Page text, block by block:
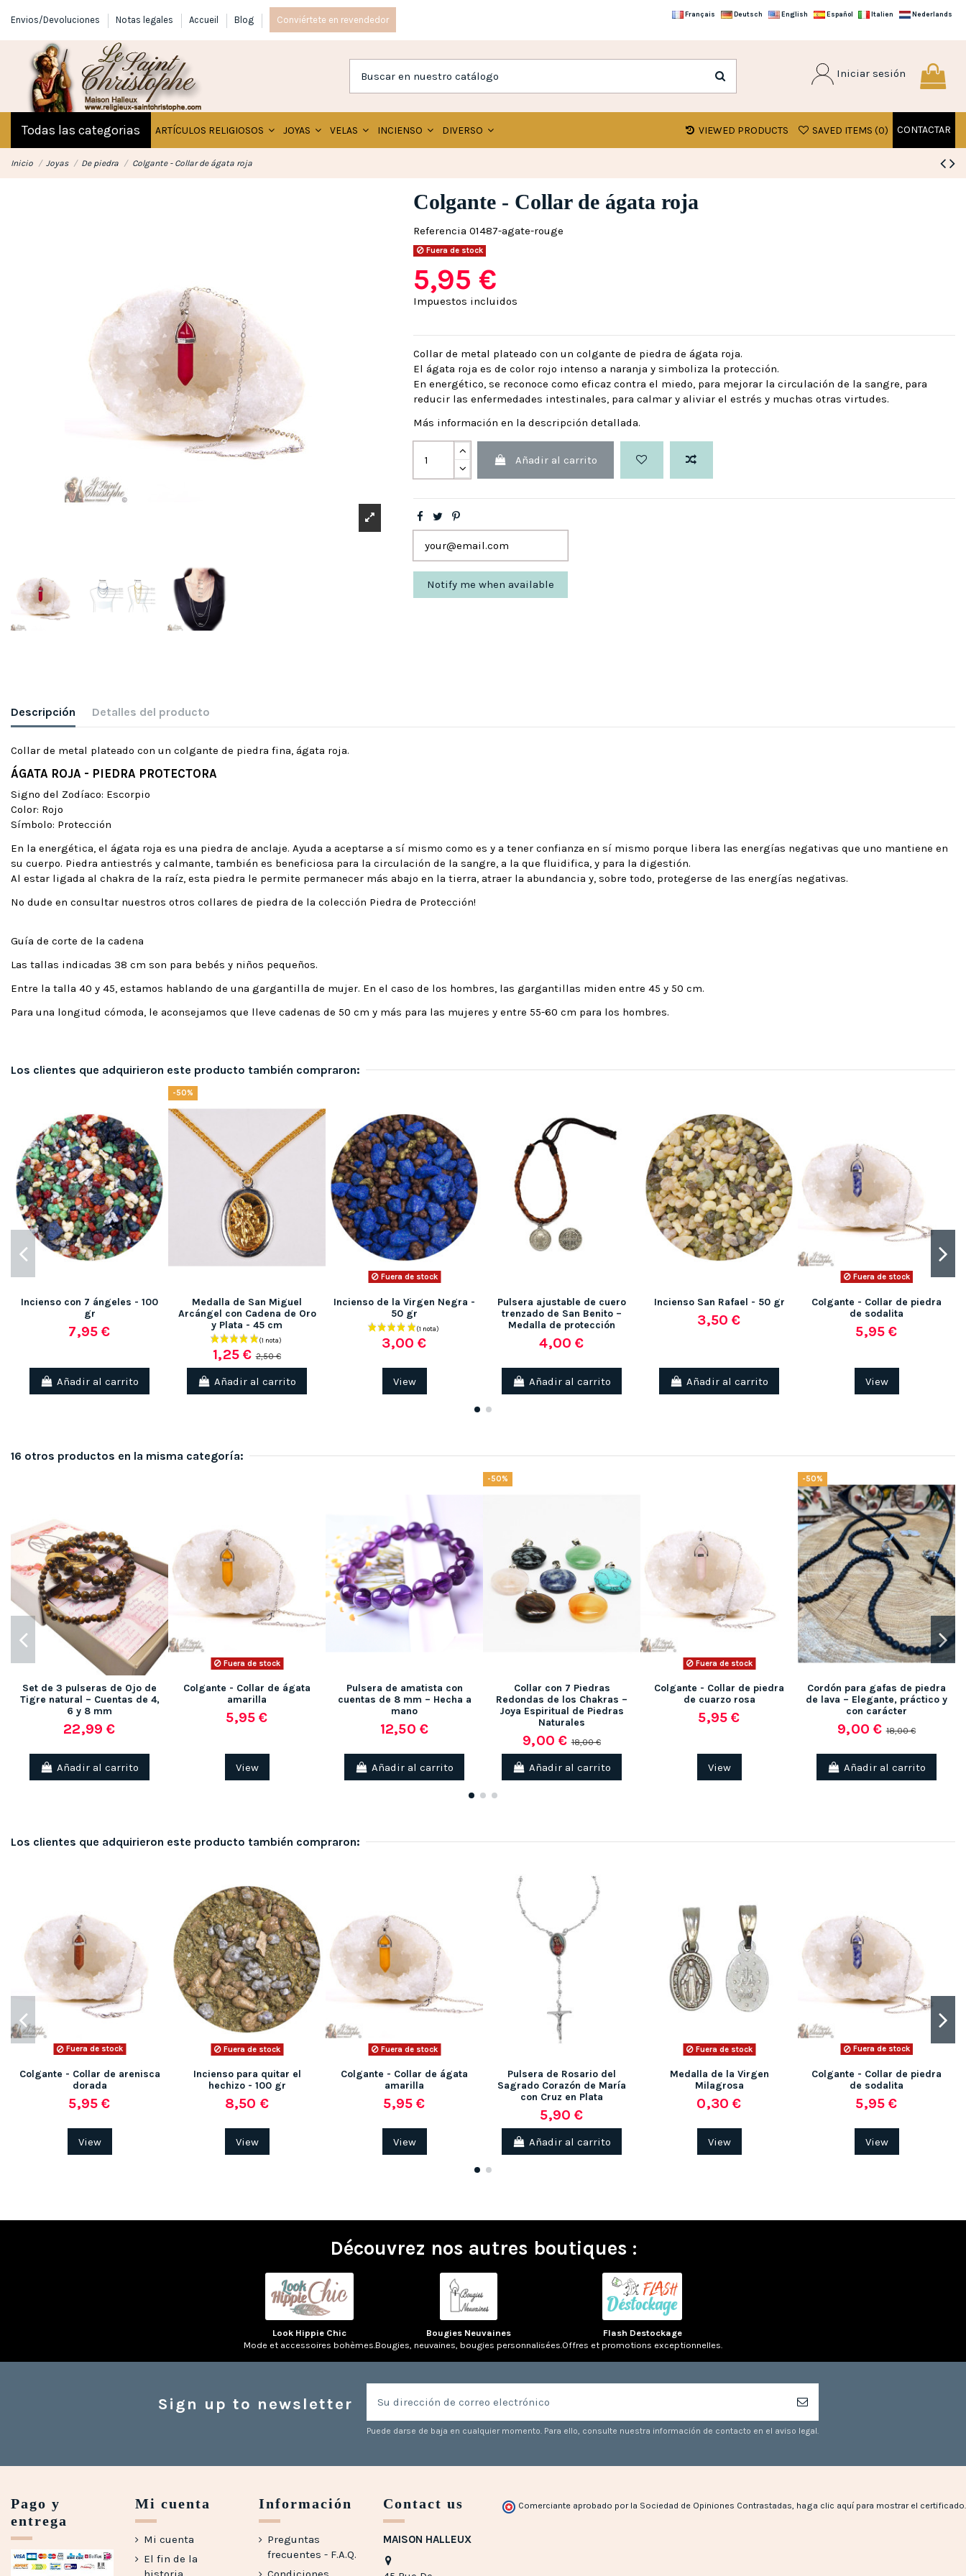
Envios/Devoluciones Notas legales Accueil Blog Conviértete en revendedor
Français Deutsch English Español Italien Nederlands
Iniciar sesión
Todas las categorias ARTÍCULOS RELIGIOSOS JOYAS VELAS INCIENSO DIVERSO CONTACTAR
SAVED ITEMS (0)
VIEWED PRODUCTS
Inicio Joyas De piedra Colgante - Collar de ágata roja
Colgante - Collar de ágata roja
Referencia 01487-agate-rouge
Fuera de stock
5,95 €
Impuestos incluidos
Collar de metal plateado con un colgante de piedra de ágata roja.
El ágata roja es de color rojo intenso a naranja y simboliza la protección.
En energético, se reconoce como eficaz contra el miedo, para mejorar la circulación de la sangre, para
reducir las enfermedades intestinales, para calmar y aliviar el estrés y muchas otras virtudes.
Más información en la descripción detallada.
Añadir al carrito
Descripción Detalles del producto
Collar de metal plateado con un colgante de piedra fina, ágata roja.
ÁGATA ROJA - PIEDRA PROTECTORA
Signo del Zodíaco: Escorpio
Color: Rojo
Símbolo: Protección
En la energética, el ágata roja es una piedra de anclaje. Ayuda a aceptarse a sí mismo como es y a tener confianza en sí mismo porque libera las energías negativas que uno mantiene en
su cuerpo. Piedra antiestrés y calmante, también es beneficiosa para la circulación de la sangre, a la que fluidifica, y para la digestión.
Al estar ligada al chakra de la raíz, esta piedra le permite permanecer más abajo en la tierra, atraer la abundancia y, sobre todo, protegerse de las energías negativas.
No dude en consultar nuestros otros collares de piedra de la colección Piedra de Protección!
Guía de corte de la cadena
Las tallas indicadas 38 cm son para bebés y niños pequeños.
Entre la talla 40 y 45, estamos hablando de una gargantilla de mujer. En el caso de los hombres, las gargantillas miden entre 45 y 50 cm.
Para una longitud cómoda, le aconsejamos que lleve cadenas de 50 cm y más para las mujeres y entre 55-60 cm para los hombres.
Los clientes que adquirieron este producto también compraron:
Incienso con 7 ángeles - 100
gr
7,95 €
Añadir al carrito
-50%
Medalla de San Miguel
Arcángel con Cadena de Oro
y Plata - 45 cm
1,25 €2,50 €
Añadir al carrito
Fuera de stock
Incienso de la Virgen Negra -
50 gr
3,00 €
View
Pulsera ajustable de cuero
trenzado de San Benito –
Medalla de protección
4,00 €
Añadir al carrito
Incienso San Rafael - 50 gr
3,50 €
Añadir al carrito
Fuera de stock
Colgante - Collar de piedra
de sodalita
5,95 €
View
16 otros productos en la misma categoría:
Set de 3 pulseras de Ojo de
Tigre natural – Cuentas de 4,
6 y 8 mm
22,99 €
Añadir al carrito
Fuera de stock
Colgante - Collar de ágata
amarilla
5,95 €
View
Pulsera de amatista con
cuentas de 8 mm – Hecha a
mano
12,50 €
Añadir al carrito
-50%
Collar con 7 Piedras
Redondas de los Chakras –
Joya Espiritual de Piedras
Naturales
9,00 €18,00 €
Añadir al carrito
Fuera de stock
Colgante - Collar de piedra
de cuarzo rosa
5,95 €
View
-50%
Cordón para gafas de piedra
de lava – Elegante, práctico y
con carácter
9,00 €18,00 €
Añadir al carrito
Los clientes que adquirieron este producto también compraron:
Fuera de stock
Colgante - Collar de arenisca
dorada
5,95 €
View
Fuera de stock
Incienso para quitar el
hechizo - 100 gr
8,50 €
View
Fuera de stock
Colgante - Collar de ágata
amarilla
5,95 €
View
Pulsera de Rosario del
Sagrado Corazón de María
con Cruz en Plata
5,90 €
Añadir al carrito
Fuera de stock
Medalla de la Virgen
Milagrosa
0,30 €
View
Fuera de stock
Colgante - Collar de piedra
de sodalita
5,95 €
View
Découvrez nos autres boutiques :
Look Hippie Chic
Mode et accessoires bohèmes.
Bougies Neuvaines
Bougies, neuvaines, bougies personnalisées.
Flash Destockage
Offres et promotions exceptionnelles.
Sign up to newsletter
Puede darse de baja en cualquier momento. Para ello, consulte nuestra información de contacto en el aviso legal.
Pago y
entrega
Mi cuenta
Mi cuenta
El fin de la
Información
Preguntas
frecuentes - F.A.Q.
Contact us
MAISON HALLEUX
Comerciante aprobado por la Sociedad de Opiniones Contrastadas, haga clic aquí para mostrar el certificado.